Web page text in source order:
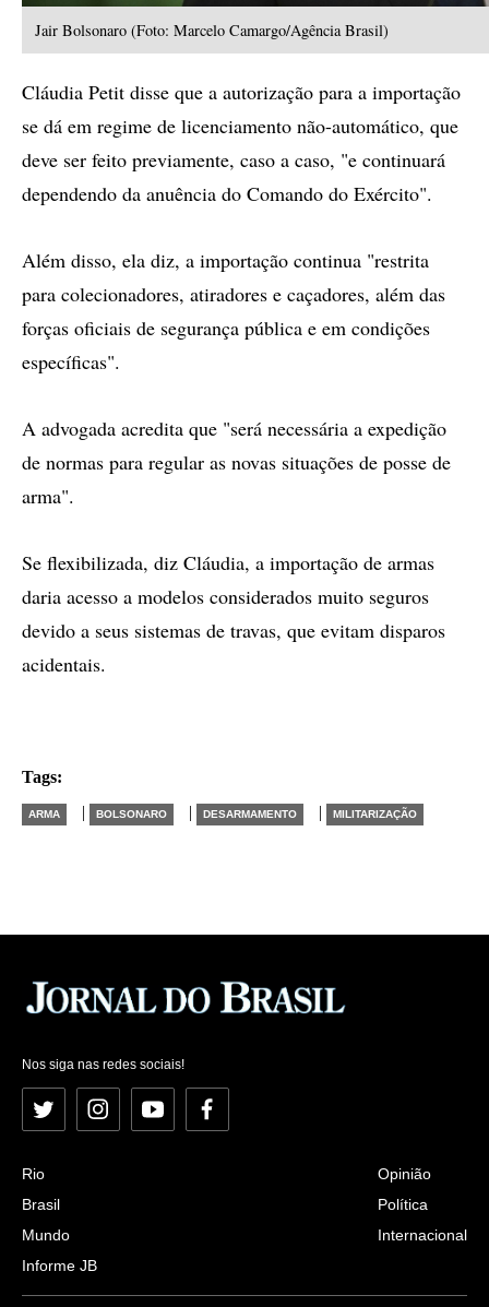
Jair Bolsonaro (Foto: Marcelo Camargo/Agência Brasil)
Cláudia Petit disse que a autorização para a importação
se dá em regime de licenciamento não-automático, que
deve ser feito previamente, caso a caso, "e continuará
dependendo da anuência do Comando do Exército".
Além disso, ela diz, a importação continua "restrita
para colecionadores, atiradores e caçadores, além das
forças oficiais de segurança pública e em condições
específicas".
A advogada acredita que "será necessária a expedição
de normas para regular as novas situações de posse de
arma".
Se flexibilizada, diz Cláudia, a importação de armas
daria acesso a modelos considerados muito seguros
devido a seus sistemas de travas, que evitam disparos
acidentais.
Tags:
ARMA | BOLSONARO | DESARMAMENTO | MILITARIZAÇÃO
Nos siga nas redes sociais!
Twitter InstagramYouTubeFacebook
Rio
Brasil
Mundo
Informe JB
Opinião
Política
Internacional